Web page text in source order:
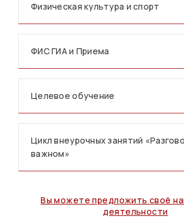
Физическая культура и спорт
ФИС ГИА и Приема
Целевое обучение
Цикл внеурочных занятий
важном»
Вы можете предложить своё
деятельности